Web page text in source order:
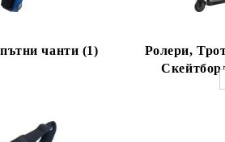
чанти (1)
Ролери,